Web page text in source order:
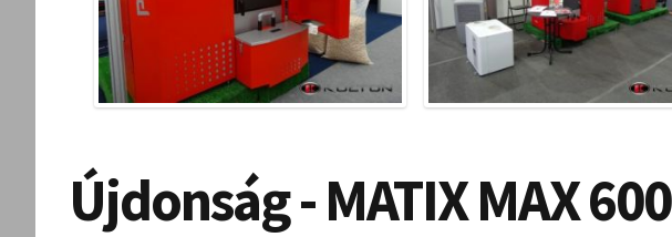
Újdonság - MATIX MAX 600